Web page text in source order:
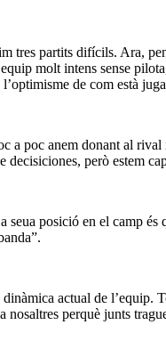
tres partits difícils. Ara,
molt intens sense
de com està
a poc anem donant al
però estem
posició en el camp
actual de
nosaltres perquè junts